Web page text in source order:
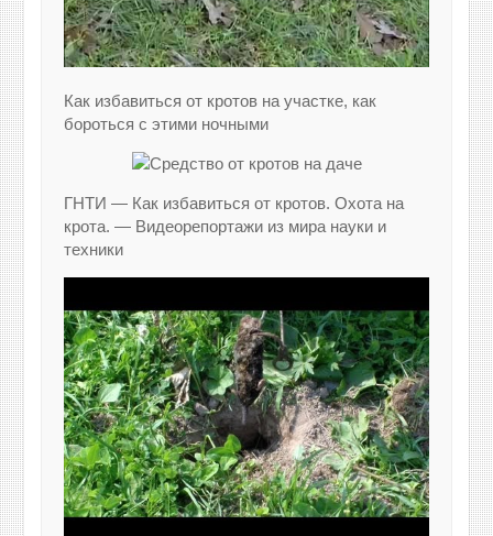
Как избавиться от кротов на участке, как
бороться с этими ночными
ГНТИ — Как избавиться от кротов. Охота на
крота. — Видеорепортажи из мира науки и
техники